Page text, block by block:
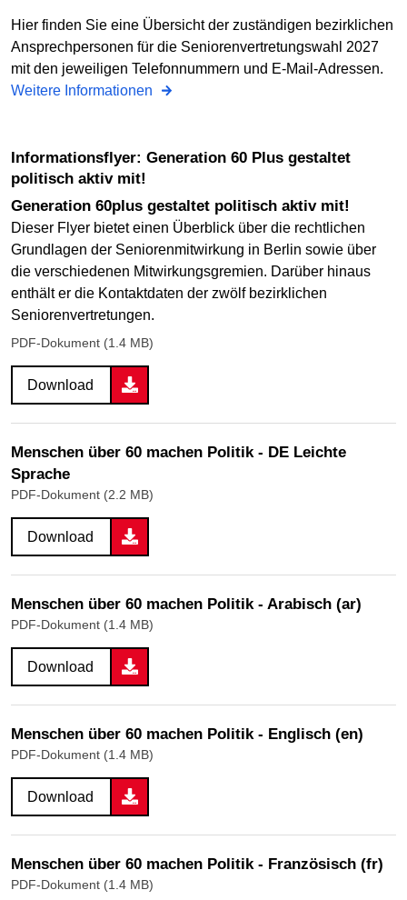
Hier finden Sie eine Übersicht der zuständigen bezirklichen
Ansprechpersonen für die Seniorenvertretungswahl 2027
mit den jeweiligen Telefonnummern und E-Mail-Adressen.
Weitere Informationen
Informationsflyer: Generation 60 Plus gestaltet
politisch aktiv mit!
Generation 60plus gestaltet ­politisch aktiv mit!
Dieser Flyer bietet einen Überblick über die rechtlichen
Grundlagen der Seniorenmitwirkung in Berlin sowie über
die verschiedenen Mitwirkungsgremien. Darüber hinaus
enthält er die Kontaktdaten der zwölf bezirklichen
Seniorenvertretungen.
PDF-Dokument (1.4 MB)
Download
Menschen über 60 machen Politik - DE Leichte
Sprache
PDF-Dokument (2.2 MB)
Download
Menschen über 60 machen Politik - Arabisch (ar)
PDF-Dokument (1.4 MB)
Download
Menschen über 60 machen Politik - Englisch (en)
PDF-Dokument (1.4 MB)
Download
Menschen über 60 machen Politik - Französisch (fr)
PDF-Dokument (1.4 MB)